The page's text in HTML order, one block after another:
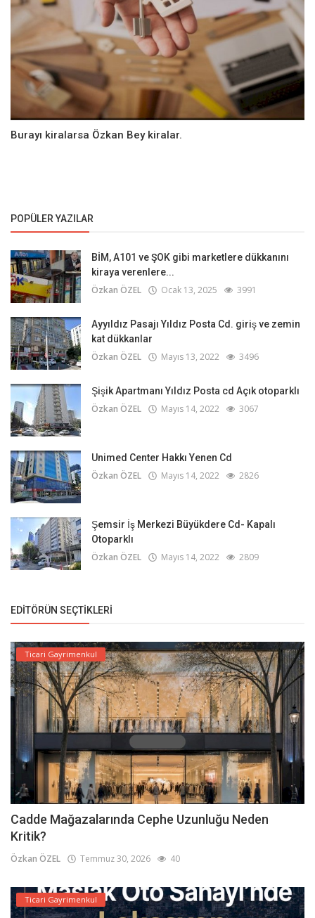
Burayı kiralarsa Özkan Bey kiralar.
POPÜLER YAZILAR
BİM, A101 ve ŞOK gibi marketlere dükkanını
kiraya verenlere...
Özkan ÖZEL Ocak 13, 2025 3991
Ayyıldız Pasajı Yıldız Posta Cd. giriş ve zemin
kat dükkanlar
Özkan ÖZEL Mayıs 13, 2022 3496
Şişik Apartmanı Yıldız Posta cd Açık otoparklı
Özkan ÖZEL Mayıs 14, 2022 3067
Unimed Center Hakkı Yenen Cd
Özkan ÖZEL Mayıs 14, 2022 2826
Şemsir İş Merkezi Büyükdere Cd- Kapalı
Otoparklı
Özkan ÖZEL Mayıs 14, 2022 2809
EDITÖRÜN SEÇTIKLERI
Ticari Gayrimenkul
Cadde Mağazalarında Cephe Uzunluğu Neden
Kritik?
Özkan ÖZEL Temmuz 30, 2026 40
Ticari Gayrimenkul